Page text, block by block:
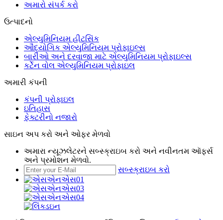
અમારો સંપર્ક કરો
ઉત્પાદનો
એલ્યુમિનિયમ હીટસિંક
ઔદ્યોગિક એલ્યુમિનિયમ પ્રોફાઇલ્સ
બારીઓ અને દરવાજા માટે એલ્યુમિનિયમ પ્રોફાઇલ્સ
કર્ટેન વોલ એલ્યુમિનિયમ પ્રોફાઇલ
અમારી કંપની
કંપની પ્રોફાઇલ
ઇતિહાસ
ફેક્ટરીનો નજારો
સાઇન અપ કરો અને ઓફર મેળવો
અમારા ન્યૂઝલેટરને સબ્સ્ક્રાઇબ કરો અને નવીનતમ ઑફર્સ
અને પ્રમોશન મેળવો.
સબ્સ્ક્રાઇબ કરો